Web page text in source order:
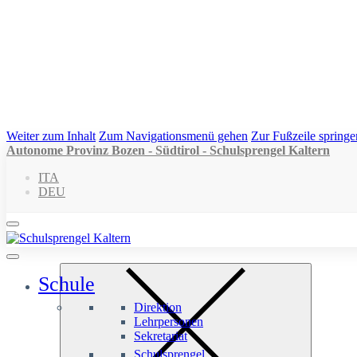
Weiter zum Inhalt Zum Navigationsmenü gehen Zur Fußzeile
Autonome Provinz Bozen - Südtirol - Schulsprengel Kaltern
ITA
DEU
Schule
Direktion
Lehrpersonen
Sekretariat
Schulsprengel